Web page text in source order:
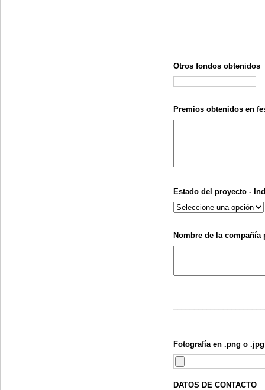
Otros fondos obtenidos
Premios obtenidos en
Estado del proyecto -
Nombre de la compañía
Fotografía en .png o
DATOS DE CONTACTO